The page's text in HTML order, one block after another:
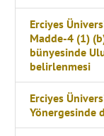
Erciyes
Madde-4 (1)
bünyesinde
belirlenmesi
Erciyes
Yönergesinde